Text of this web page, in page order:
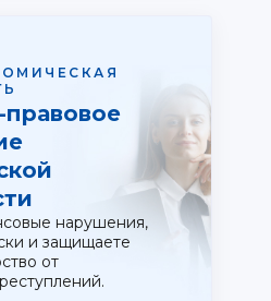
нарушения,
и защищаете
от